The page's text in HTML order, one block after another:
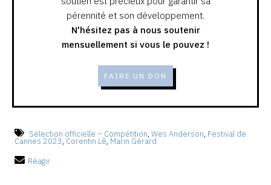
pérennité et son développement.
N'hésitez pas à nous soutenir
mensuellement si vous le pouvez !
FAIRE UN DON
Sélection officielle – Compétition, Wes Anderson, Festival de
Cannes 2023, Corentin Lê, Marin Gérard
Réagir